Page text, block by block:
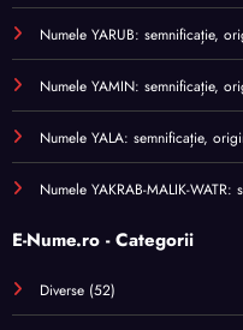
Numele YARUB: semnificație,
Numele YAMIN: semnificație,
Numele YALA: semnificație,
Numele YAKRAB-MALIK-
E-Nume.ro - Categorii
Diverse (52)